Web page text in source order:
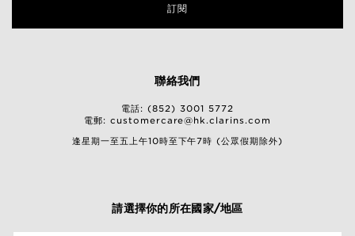
訂閱
聯絡我們
電話: (852) 3001 5772
電郵: customercare@hk.clarins.com
逢星期一至五上午10時至下午7時 (公眾假期除外)
請選擇你的所在國家/地區